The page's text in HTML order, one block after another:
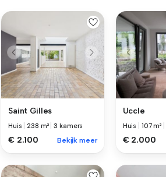
Saint Gilles
Huis |238 m² |3 kamers
€ 2.100 Bekijk meer
Uccle
Huis 107 m²
€ 2.000